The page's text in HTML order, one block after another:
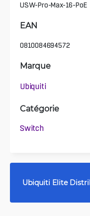
USW-Pro-Max-16-PoE
EAN
0810084694572
Marque
Ubiquiti
Catégorie
Switch
Ubiquiti Elite